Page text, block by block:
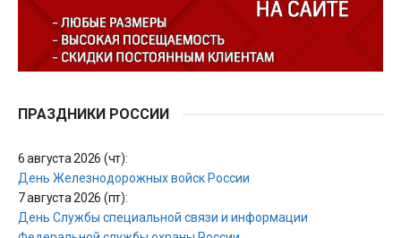
ПРАЗДНИКИ РОССИИ
6 августа 2026 (чт):
День Железнодорожных войск России
7 августа 2026 (пт):
День Службы специальной связи и информации